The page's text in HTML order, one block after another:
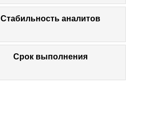
Стабильность аналитов
Срок выполнения